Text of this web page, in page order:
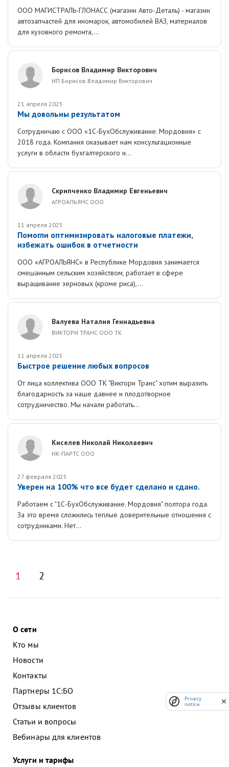
ООО МАГИСТРАЛЬ-ГЛОНАСС (магазин Авто-Деталь) - магазин
автозапчастей для иномарок, автомобилей ВАЗ, материалов
для кузовного ремонта,...
Борисов Владимир Викторович
ИП Борисов Владимир Викторович
21 апреля 2025
Мы довольны результатом
Сотрудничаю с ООО «1С-БухОбслуживание. Мордовия» с
2018 года. Компания оказывает нам консультационные
услуги в области бухгалтерского и...
Скрипченко Владимир Евгеньевич
АГРОАЛЬЯНС ООО
11 апреля 2025
Помогли оптимизировать налоговые платежи,
избежать ошибок в отчетности
ООО «АГРОАЛЬЯНС» в Республике Мордовия занимается
смешанным сельским хозяйством, работает в сфере
выращивание зерновых (кроме риса),...
Валуева Наталия Геннадьевна
ВИКТОРИ ТРАНС ООО ТК
11 апреля 2025
Быстрое решение любых вопросов
От лица коллектива ООО ТК "Виктори Транс" хотим выразить
благодарность за наше давнее и плодотворное
сотрудничество. Мы начали работать...
Киселев Николай Николаевич
НК-ПАРТС ООО
27 февраля 2025
Уверен на 100% что все будет сделано и сдано.
Работаем с "1С-БухОбслуживание. Мордовия" полтора года.
За это время сложились теплые доверительные отношения с
сотрудниками. Нет...
1 2
О сети
Кто мы
Новости
Контакты
Партнеры 1С:БО
Отзывы клиентов
Статьи и вопросы
Вебинары для клиентов
Услуги и тарифы
Privacy
notice